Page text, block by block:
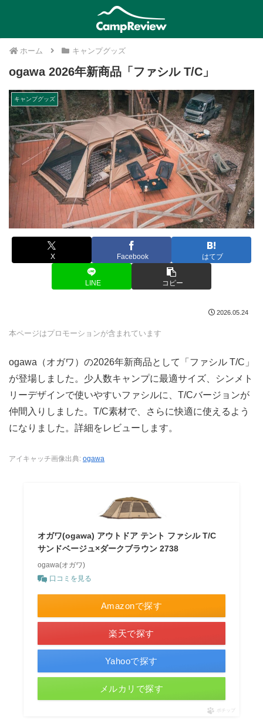
ホーム キャンプグッズ
ogawa 2026年新商品「ファシル T/C」
キャンプグッズ
X Facebook はてブ
LINE コピー
2026.05.24
本ページはプロモーションが含まれています
ogawa（オガワ）の2026年新商品として「ファシル T/C」
が登場しました。少人数キャンプに最適サイズ、シンメト
リーデザインで使いやすいファシルに、T/Cバージョンが
仲間入りしました。T/C素材で、さらに快適に使えるよう
になりました。詳細をレビューします。
アイキャッチ画像出典: ogawa
オガワ(ogawa) アウトドア テント ファシル T/C
サンドベージュ×ダークブラウン 2738
ogawa(オガワ)
口コミを見る
Amazonで探す
楽天で探す
Yahooで探す
メルカリで探す
ポチップ